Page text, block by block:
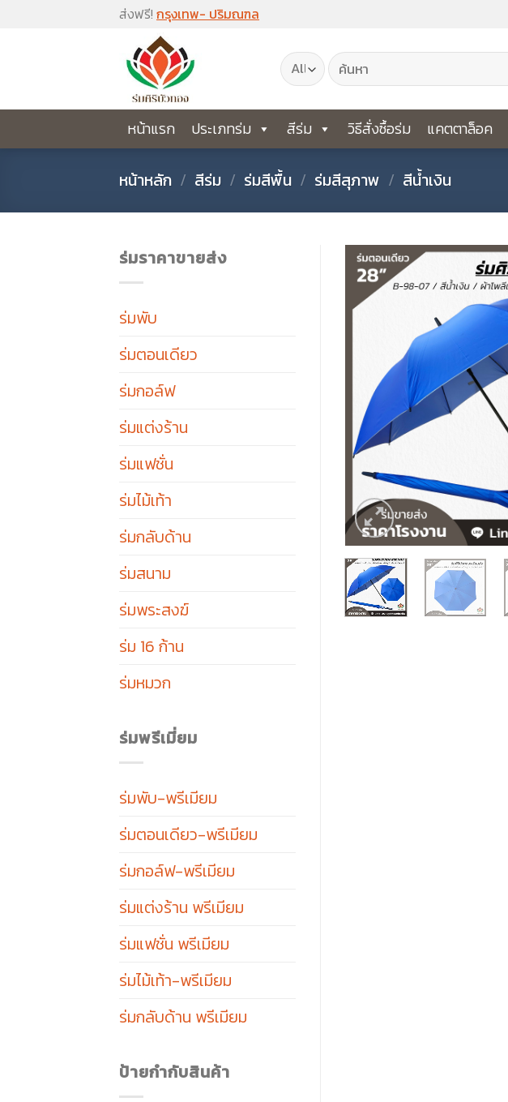
ส่งฟรี! กรุงเทพ- ปริมณฑล
ค้นหา:
หน้าแรก ประเภทร่ม สีร่ม วิธีสั่งซื้อร่ม แคตตาล็อค
หน้าหลัก / สีร่ม / ร่มสีพื้น / ร่มสีสุภาพ / สีน้ำเงิน
ร่มราคาขายส่ง
ร่มพับ
ร่มตอนเดียว
ร่มกอล์ฟ
ร่มแต่งร้าน
ร่มแฟชั่น
ร่มไม้เท้า
ร่มกลับด้าน
ร่มสนาม
ร่มพระสงฆ์
ร่ม 16 ก้าน
ร่มหมวก
ร่มพรีเมี่ยม
ร่มพับ-พรีเมียม
ร่มตอนเดียว-พรีเมียม
ร่มกอล์ฟ-พรีเมียม
ร่มแต่งร้าน พรีเมียม
ร่มแฟชั่น พรีเมียม
ร่มไม้เท้า-พรีเมียม
ร่มกลับด้าน พรีเมียม
ป้ายกำกับสินค้า